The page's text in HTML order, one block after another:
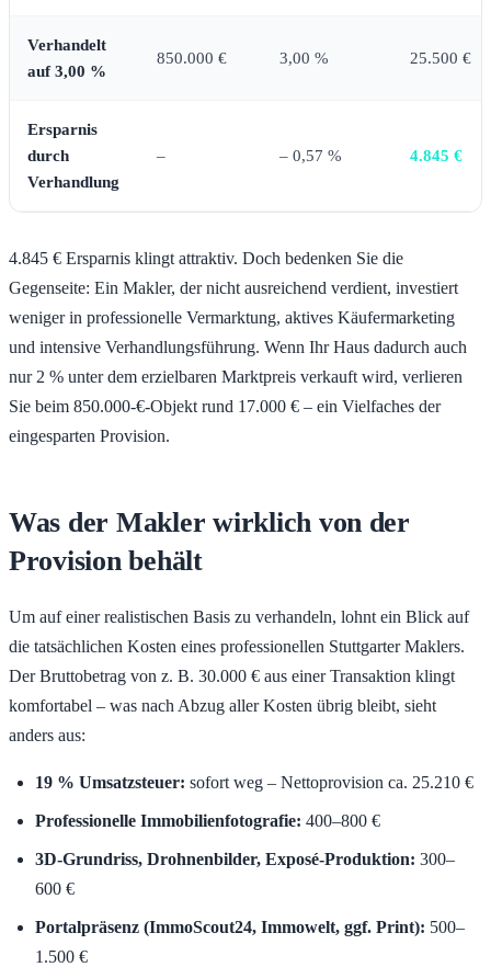
Verhandelt
auf 3,00 %
850.000 € 3,00 % 25.500 €
Ersparnis
durch
Verhandlung
– – 0,57 % 4.845 €
4.845 € Ersparnis klingt attraktiv. Doch bedenken Sie die
Gegenseite: Ein Makler, der nicht ausreichend verdient, investiert
weniger in professionelle Vermarktung, aktives Käufermarketing
und intensive Verhandlungsführung. Wenn Ihr Haus dadurch auch
nur 2 % unter dem erzielbaren Marktpreis verkauft wird, verlieren
Sie beim 850.000-€-Objekt rund 17.000 € – ein Vielfaches der
eingesparten Provision.
Was der Makler wirklich von der
Provision behält
Um auf einer realistischen Basis zu verhandeln, lohnt ein Blick auf
die tatsächlichen Kosten eines professionellen Stuttgarter Maklers.
Der Bruttobetrag von z. B. 30.000 € aus einer Transaktion klingt
komfortabel – was nach Abzug aller Kosten übrig bleibt, sieht
anders aus:
19 % Umsatzsteuer: sofort weg – Nettoprovision ca. 25.210 €
Professionelle Immobilienfotografie: 400–800 €
3D-Grundriss, Drohnenbilder, Exposé-Produktion: 300–
600 €
Portalpräsenz (ImmoScout24, Immowelt, ggf. Print): 500–
1.500 €